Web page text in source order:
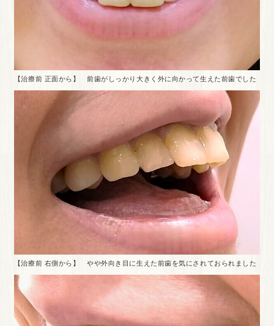
【治療前 正面から】 前歯がしっかり大きく外に向かって生えた前歯でした
【治療前 右側から】 やや外向き目に生えた前歯を気にされておられました